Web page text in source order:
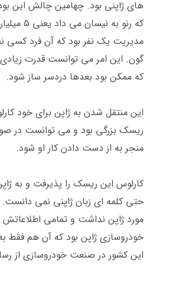
های ژاپنی بود. چهامین چالش این
که رنو به
مدیریت یک نفر بود که آن فرد کسی
گون. این امر می توانست قدرت زیادی
که ممکن بود بعدها دردسر ساز شود.
این منتقل شدن به ژاپن برای خود
ریسک بزرگی بود و می توانست در
منجر به از دست دادن کار او شود.
کارلوس این ریسک را پذیرفت و به
حتی کلمه ای زبان ژاپنی نمی دانست.
مورد ژاپن نداشت و تمامی
خودروسازی ژاپن بود که آن هم فقط
این کشور در صنعت خودروسازی از